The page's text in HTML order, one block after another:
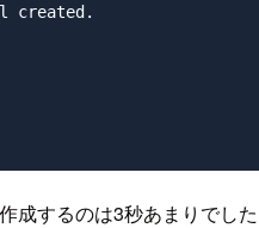
created.
成するのは3秒あまりでし